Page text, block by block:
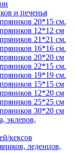
и печенья
20*15 см.
12*12 см
21*21 см.
16*16 см.
20*20 см
22*15 см.
19*19 см.
15*15 см
12*20 см
25*25 см
30*20 см
эклеров,
кексов
леденцов,